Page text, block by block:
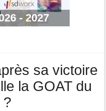
les informations, c'est ici !
Tadej Pogacar...
- 2027
sa victoire
la GOAT du
?